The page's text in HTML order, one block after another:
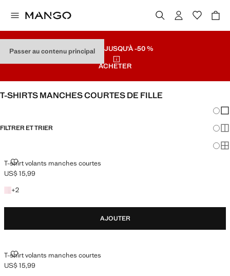
Passer au contenu principal
SOLDES JUSQU'À -50 %
ACHETER
T-SHIRTS MANCHES COURTES DE FILLE
FILTRER ET TRIER
T-shirt volants manches courtes
T-SHIRT VOLANTS MANCHES COURTES
Prix actuel [US$ 15,99 ]
US$ 15,99
+2
+2 couleurs
AJOUTER
T-shirt volants manches courtes
T-SHIRT VOLANTS MANCHES COURTES
Prix actuel [US$ 15,99 ]
US$ 15,99